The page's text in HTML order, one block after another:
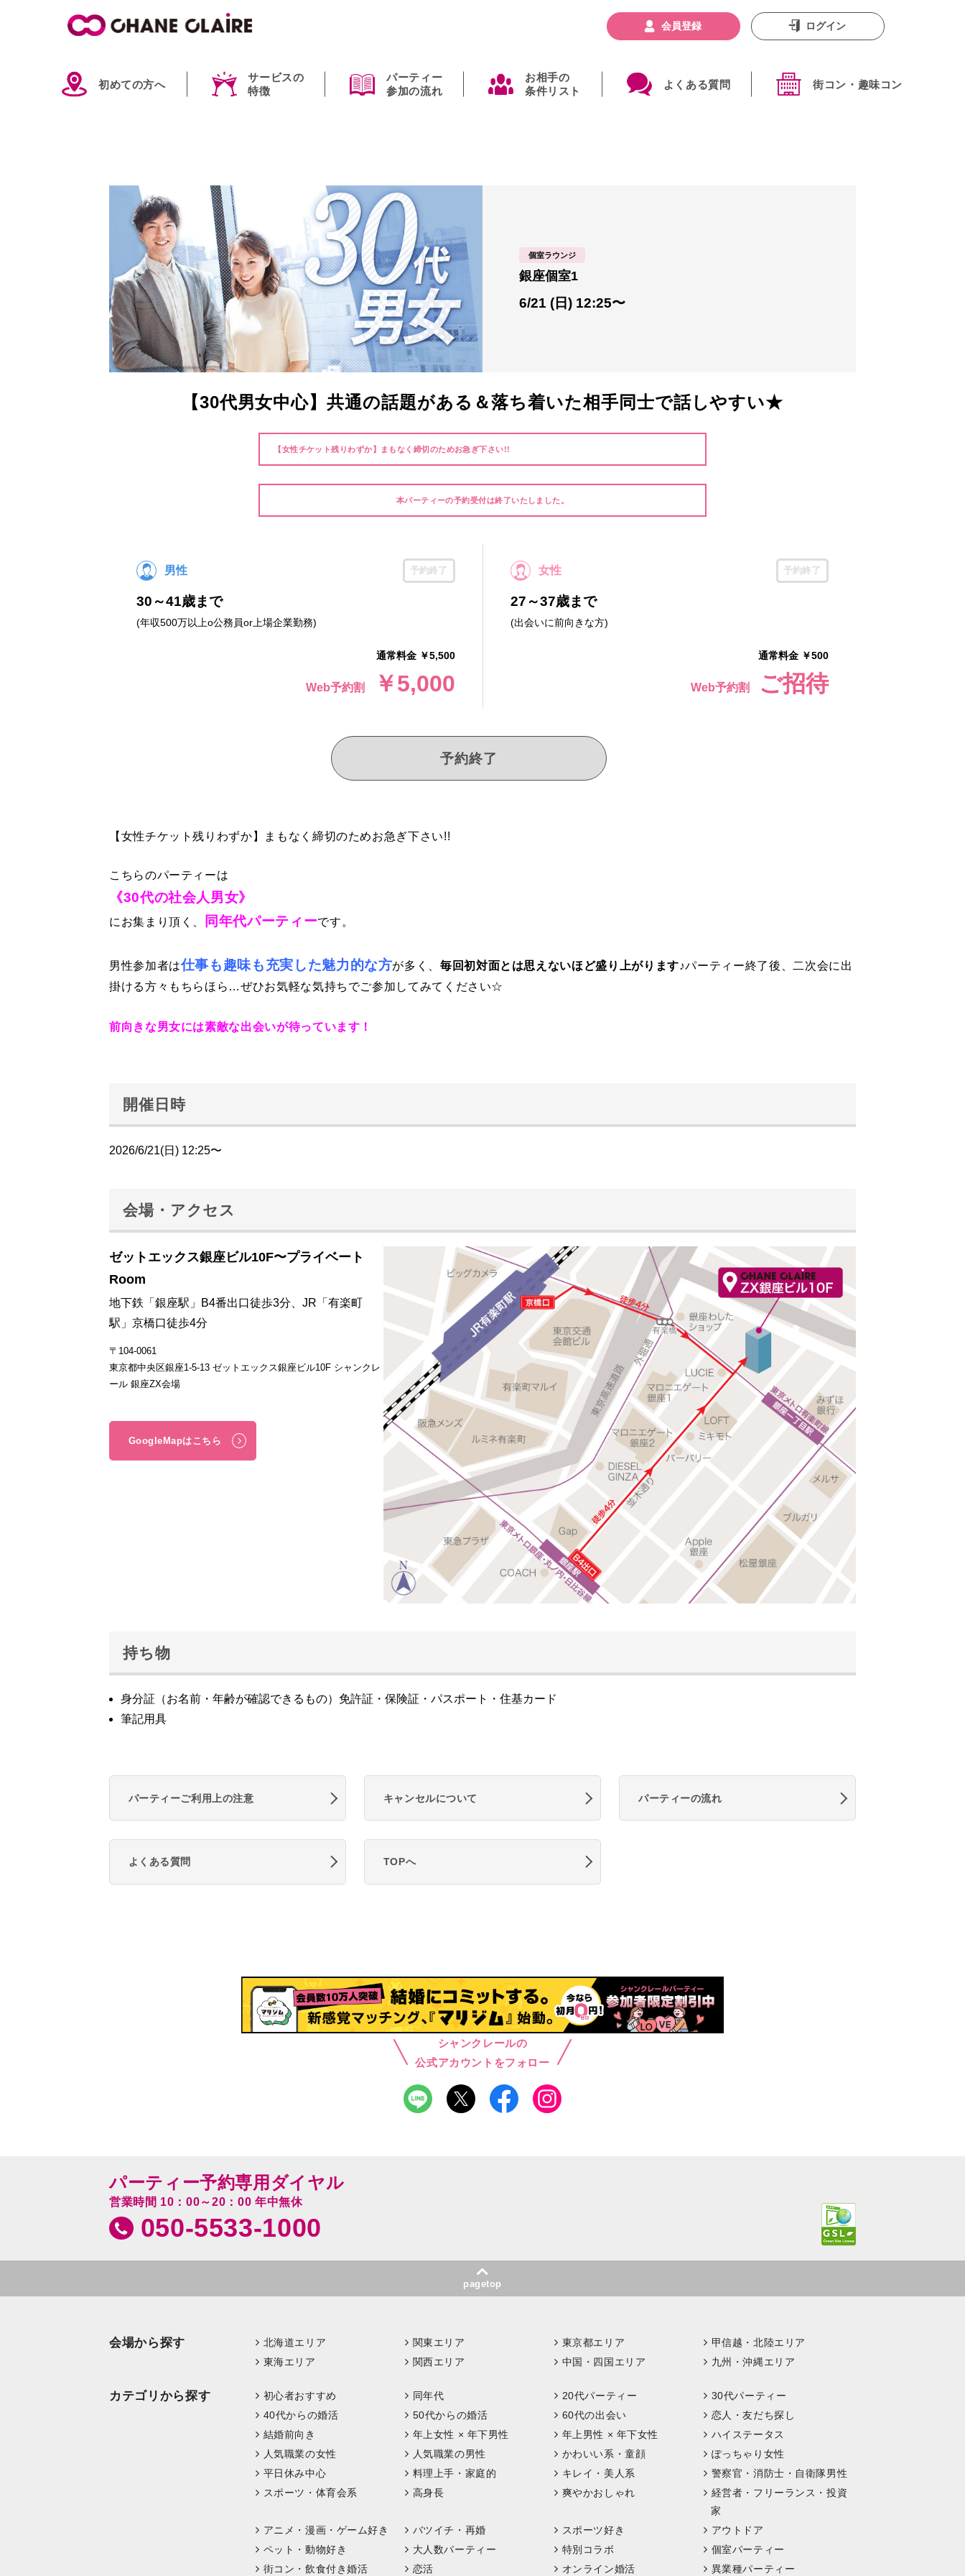
初めての方へ
サービスの
特徴
パーティー
参加の流れ
お相手の
条件リスト
よくある質問 街コン・趣味コン
会員登録 ログイン
6/21 (日) 12:25〜
個室ラウンジ
銀座個室1
【30代男女中心】共通の話題がある＆落ち着いた相手同士で話しやすい★
【女性チケット残りわずか】まもなく締切のためお急ぎ下さい!!
本パーティーの予約受付は終了いたしました。
男性 予約終了
30～41歳まで
(年収500万以上o公務員or上場企業勤務)
通常料金 ￥5,500
Web予約割 ￥5,000
女性 予約終了
27～37歳まで
(出会いに前向きな方)
通常料金 ￥500
Web予約割 ご招待
予約終了
【女性チケット残りわずか】まもなく締切のためお急ぎ下さい!!
こちらのパーティーは
《30代の社会人男女》
にお集まり頂く、 同年代パーティーです。
男性参加者は仕事も趣味も充実した魅力的な方が多く、毎回初対面とは思えないほど盛り上がります♪パーティー終了後、二次会に出
掛ける方々もちらほら…ぜひお気軽な気持ちでご参加してみてください☆
前向きな男女には素敵な出会いが待っています！
開催日時
2026/6/21(日) 12:25〜
会場・アクセス
ゼットエックス銀座ビル10F〜プライベート
Room
地下鉄「銀座駅」B4番出口徒歩3分、JR「有楽町
駅」京橋口徒歩4分
〒104-0061
東京都中央区銀座1-5-13 ゼットエックス銀座ビル10F シャンクレ
ール 銀座ZX会場
GoogleMapはこちら
持ち物
身分証（お名前・年齢が確認できるもの）免許証・保険証・パスポート・住基カード
筆記用具
パーティーご利用上の注意 キャンセルについて パーティーの流れ
よくある質問 TOPへ
シャンクレールの
公式アカウントをフォロー
パーティー予約専用ダイヤル
営業時間 10：00～20：00 年中無休
050-5533-1000
pagetop
会場から探す 北海道エリア 関東エリア 東京都エリア
甲信越・北陸エリア
東海エリア
関西エリア 中国・四国エリア 九州・沖縄エリア
カテゴリから探す 初心者おすすめ 同年代 20代パーティー
30代パーティー
40代からの婚活
50代からの婚活 60代の出会い
恋人・友だち探し
結婚前向き
年上女性 × 年下男性 年上男性 × 年下女性
ハイステータス
人気職業の女性
人気職業の男性 かわいい系・童顔
ぽっちゃり女性
平日休み中心
料理上手・家庭的 キレイ・美人系
警察官・消防士・自衛隊男性
スポーツ・体育会系
高身長 爽やかおしゃれ
経営者・フリーランス・投資
家
アニメ・漫画・ゲーム好き
バツイチ・再婚 スポーツ好き
アウトドア
ペット・動物好き
大人数パーティー 特別コラボ
個室パーティー
街コン・飲食付き婚活
恋活 オンライン婚活 異業種パーティー